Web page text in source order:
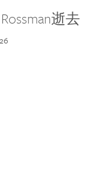
逝去